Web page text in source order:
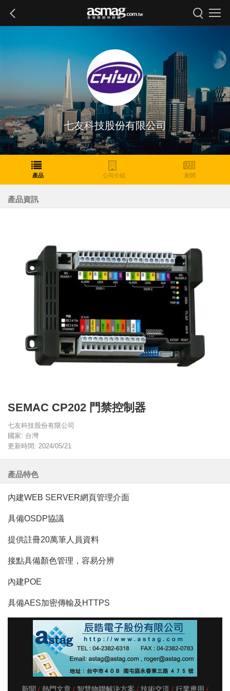
七友科技股份有限公司
產品 公司介紹 新聞
產品資訊
SEMAC CP202 門禁控制器
七友科技股份有限公司
國家: 台灣
更新時間: 2024/05/21
產品特色
內建WEB SERVER網頁管理介面
具備OSDP協議
提供註冊20萬筆人員資料
接點具備顏色管理，容易分辨
內建POE
具備AES加密傳輸及HTTPS
新聞 熱門文章 智慧物聯解決方案 技術交流 行業應用